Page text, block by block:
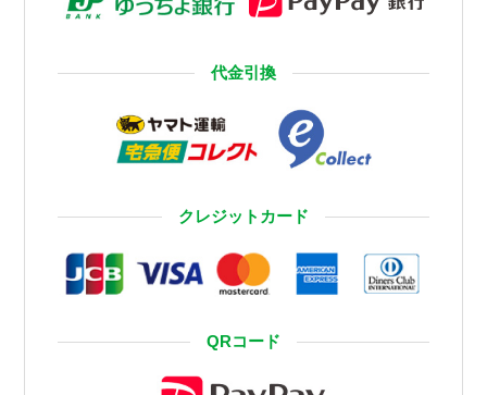
代金引換
クレジットカード
QRコード